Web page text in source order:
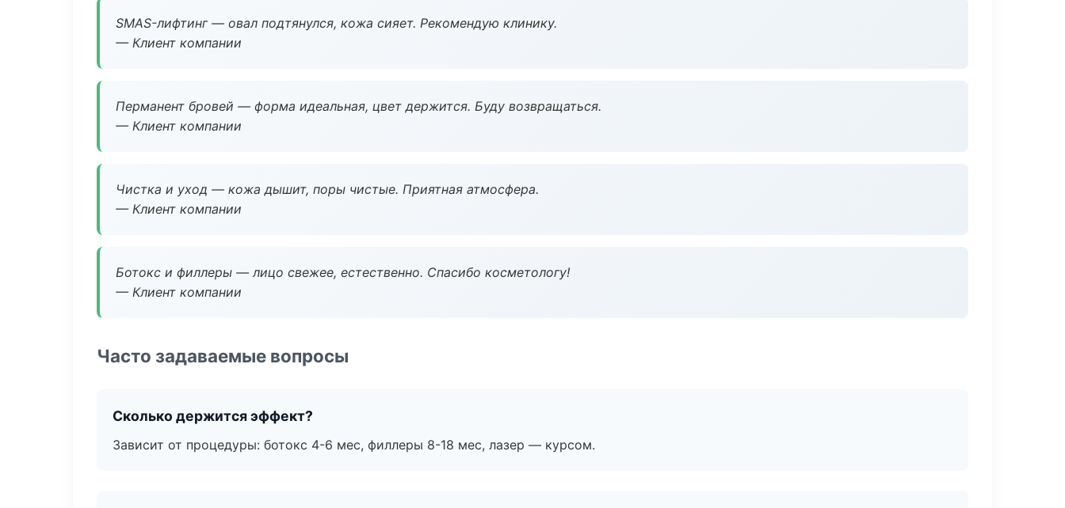
SMAS-лифтинг — овал подтянулся, кожа сияет. Рекомендую клинику.
— Клиент компании
Перманент бровей — форма идеальная, цвет держится. Буду возвращаться.
— Клиент компании
Чистка и уход — кожа дышит, поры чистые. Приятная атмосфера.
— Клиент компании
Ботокс и филлеры — лицо свежее, естественно. Спасибо косметологу!
— Клиент компании
Часто задаваемые вопросы
Сколько держится эффект?
Зависит от процедуры: ботокс 4-6 мес, филлеры 8-18 мес, лазер — курсом.